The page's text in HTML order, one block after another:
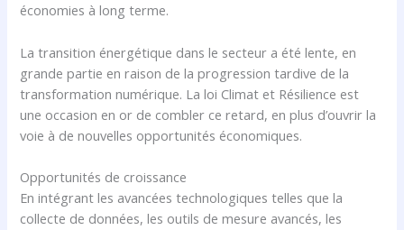
économies à long terme.
La transition énergétique dans le secteur a été lente, en
grande partie en raison de la progression tardive de la
transformation numérique. La loi Climat et Résilience est
une occasion en or de combler ce retard, en plus d’ouvrir la
voie à de nouvelles opportunités économiques.
Opportunités de croissance
En intégrant les avancées technologiques telles que la
collecte de données, les outils de mesure avancés, les